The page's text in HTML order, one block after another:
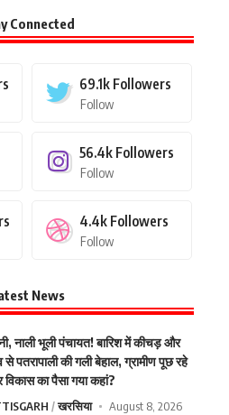
Connected
69.1k Followers
Follow
56.4k Followers
Follow
4.4k Followers
Follow
News
नाली भूली पंचायत! बारिश में कीचड़ और
पतरापाली की गली बेहाल, ग्रामीण पूछ रहे
का पैसा गया कहां?
खरसिया August 8, 2026